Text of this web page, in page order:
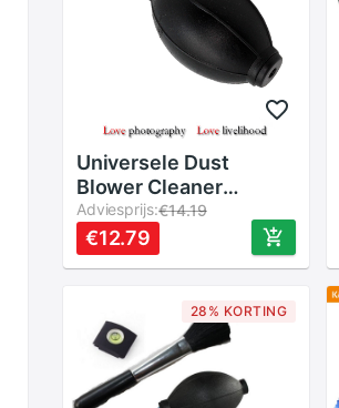
Universele Dust
Blower Cleaner
Rubber Air Blower
Pomp Dust Cleaner
DSLR Lens Cleaning
Verrekijker Lens CCD
Adviesprijs:€14.19
€12.79
28% KORTING